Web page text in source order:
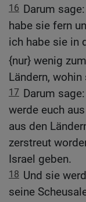
16 Darum
habe sie fern
ich habe sie in
{nur} wenig
Ländern,
17 Darum
werde euch
aus den
zerstreut
Israel geben.
18 Und sie
seine